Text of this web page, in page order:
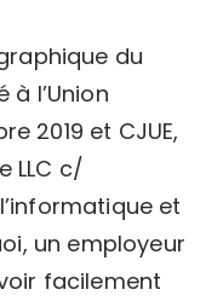
du
l’Union
2019 et CJUE,
LLC c/
et
un employeur
facilement